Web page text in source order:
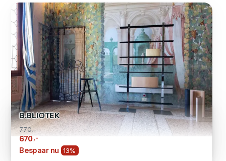
B.BLIOTEK
770,-
670,-
Bespaar nu 13%